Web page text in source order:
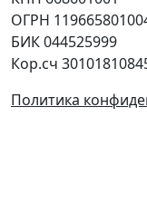
ОГРН
БИК 044525999
Кор.сч
Политика